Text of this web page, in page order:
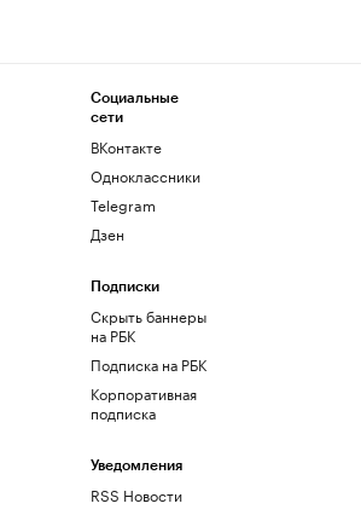
Социальные
сети
ВКонтакте
Одноклассники
Telegram
Дзен
Подписки
Скрыть баннеры
на РБК
Подписка на РБК
Корпоративная
подписка
Уведомления
RSS Новости